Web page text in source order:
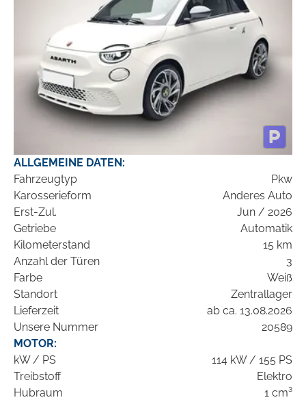
ALLGEMEINE DATEN:
Fahrzeugtyp
Pkw
Karosserieform
Anderes Auto
Erst-Zul.
Jun / 2026
Getriebe
Automatik
Kilometerstand
15 km
Anzahl der Türen
3
Farbe
Weiß
Standort
Zentrallager
Lieferzeit
ab ca. 13.08.2026
Unsere Nummer
20589
MOTOR:
kW / PS
114 kW / 155 PS
Treibstoff
Elektro
Hubraum
1 cm³